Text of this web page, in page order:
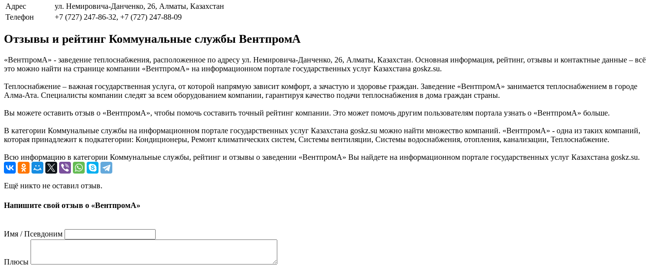
Адрес
ул. Немировича-Данченко, 26, Алматы, Казахстан
Телефон
+7 (727) 247-86-32, +7 (727) 247-88-09
Отзывы и рейтинг Коммунальные службы ВентпромА
«ВентпромА» - заведение теплоснабжения, расположенное по адресу ул. Немировича-Данченко, 26, Алматы, Казахстан. Основная информация, рейтинг, отзывы и контактные данные – всё
это можно найти на странице компании «ВентпромА» на информационном портале государственных услуг Казахстана goskz.su.
Теплоснабжение – важная государственная услуга, от которой напрямую зависит комфорт, а зачастую и здоровье граждан. Заведение «ВентпромА» занимается теплоснабжением в городе
Алма-Ата. Специалисты компании следят за всем оборудованием компании, гарантируя качество подачи теплоснабжения в дома граждан страны.
Вы можете оставить отзыв о «ВентпромА», чтобы помочь составить точный рейтинг компании. Это может помочь другим пользователям портала узнать о «ВентпромА» больше.
В категории Коммунальные службы на информационном портале государственных услуг Казахстана goskz.su можно найти множество компаний. «ВентпромА» - одна из таких компаний,
которая принадлежит к подкатегории: Кондиционеры, Ремонт климатических систем, Системы вентиляции, Системы водоснабжения, отопления, канализации, Теплоснабжение.
Всю информацию в категории Коммунальные службы, рейтинг и отзывы о заведении «ВентпромА» Вы найдете на информационном портале государственных услуг Казахстана goskz.su.
Ещё никто не оставил отзыв.
Напишите свой отзыв о «ВентпромА»
Имя / Псевдоним
Плюсы